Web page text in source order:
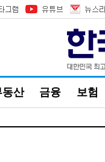
동산 금융 보험